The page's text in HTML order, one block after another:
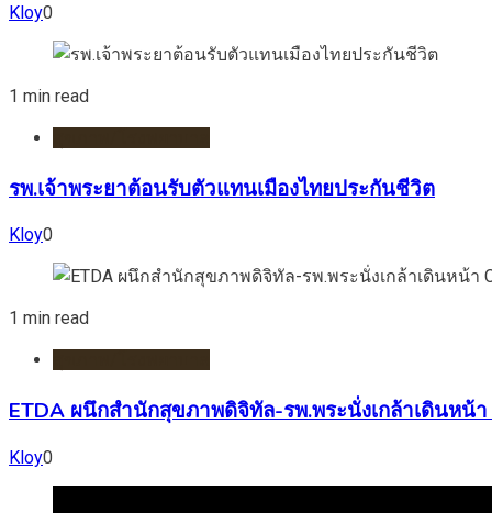
Kloy0
1 min read
รพ.เจ้าพระยาต้อนรับตัวแทนเมืองไทยประกันชีวิต
Kloy0
1 min read
ETDA ผนึกสำนักสุขภาพดิจิทัล-รพ.พระนั่งเกล้าเดินห
Kloy0